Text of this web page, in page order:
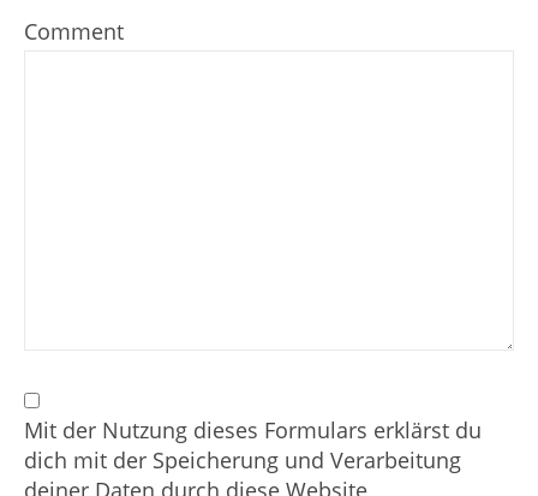
Comment
Mit der Nutzung dieses Formulars erklärst du
dich mit der Speicherung und Verarbeitung
deiner Daten durch diese Website